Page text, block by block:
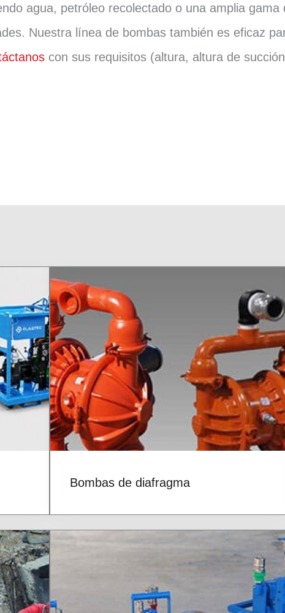
agua, petróleo recolectado o una amplia
Nuestra línea de bombas también es eficaz
con sus requisitos (altura, altura de
Bombas de diafragma